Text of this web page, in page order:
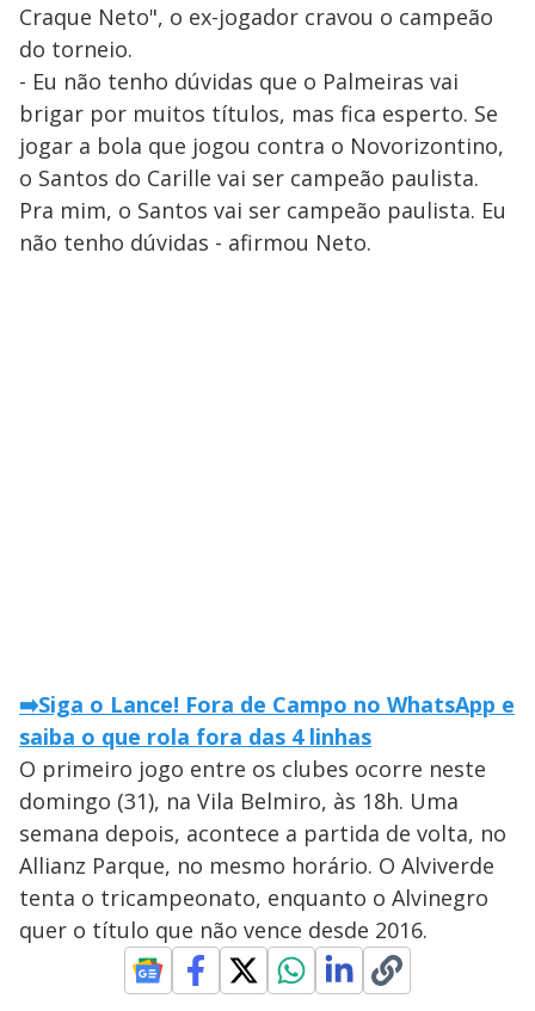
Craque Neto", o ex-jogador cravou o campeão
do torneio.
- Eu não tenho dúvidas que o Palmeiras vai
brigar por muitos títulos, mas fica esperto. Se
jogar a bola que jogou contra o Novorizontino,
o Santos do Carille vai ser campeão paulista.
Pra mim, o Santos vai ser campeão paulista. Eu
não tenho dúvidas - afirmou Neto.
➡️Siga o Lance! Fora de Campo no WhatsApp e
saiba o que rola fora das 4 linhas
O primeiro jogo entre os clubes ocorre neste
domingo (31), na Vila Belmiro, às 18h. Uma
semana depois, acontece a partida de volta, no
Allianz Parque, no mesmo horário. O Alviverde
tenta o tricampeonato, enquanto o Alvinegro
quer o título que não vence desde 2016.